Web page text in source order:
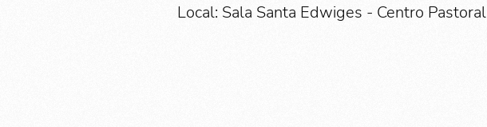
Local: Sala Santa Edwiges - Centro Pastoral